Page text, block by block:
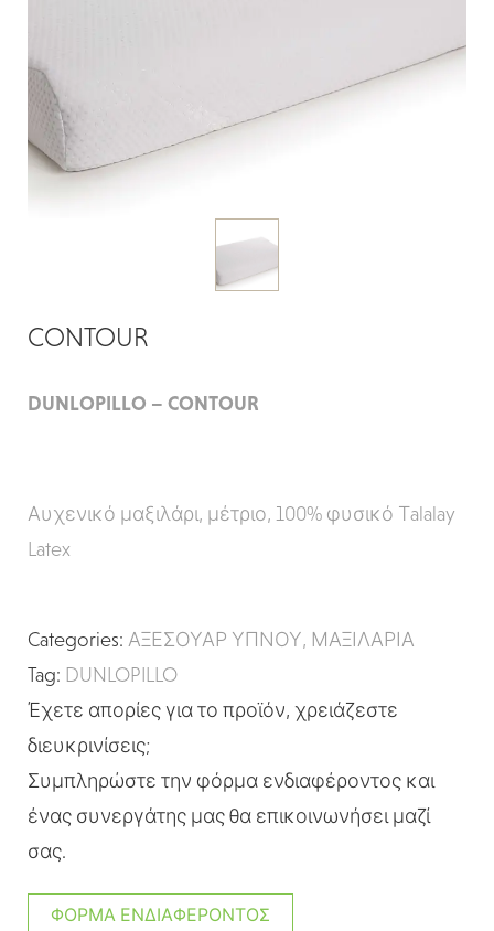
CONTOUR
DUNLOPILLO – CONTOUR
Αυχενικό μαξιλάρι, μέτριο, 100% φυσικό Τalalay
Latex
Categories: ΑΞΕΣΟΥΑΡ ΥΠΝΟΥ, ΜΑΞΙΛΑΡΙΑ
Tag: DUNLOPILLO
Έχετε απορίες για το προϊόν, χρειάζεστε
διευκρινίσεις;
Συμπληρώστε την φόρμα ενδιαφέροντος και
ένας συνεργάτης μας θα επικοινωνήσει μαζί
σας.
ΦΌΡΜΑ ΕΝΔΙΑΦΈΡΟΝΤΟΣ